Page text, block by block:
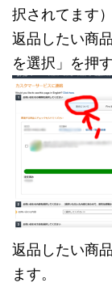
択されてます）
返品したい商
を選択」を押
返品したい商
ます。